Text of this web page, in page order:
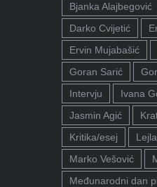
Bjanka Alajbegović
Darko Cvijetić
Ervin Mujabašić
Goran Sarić
Intervju
Ivana
Jasmin Agić
Kritika/esej
Marko Vešović
Međunarodni dan